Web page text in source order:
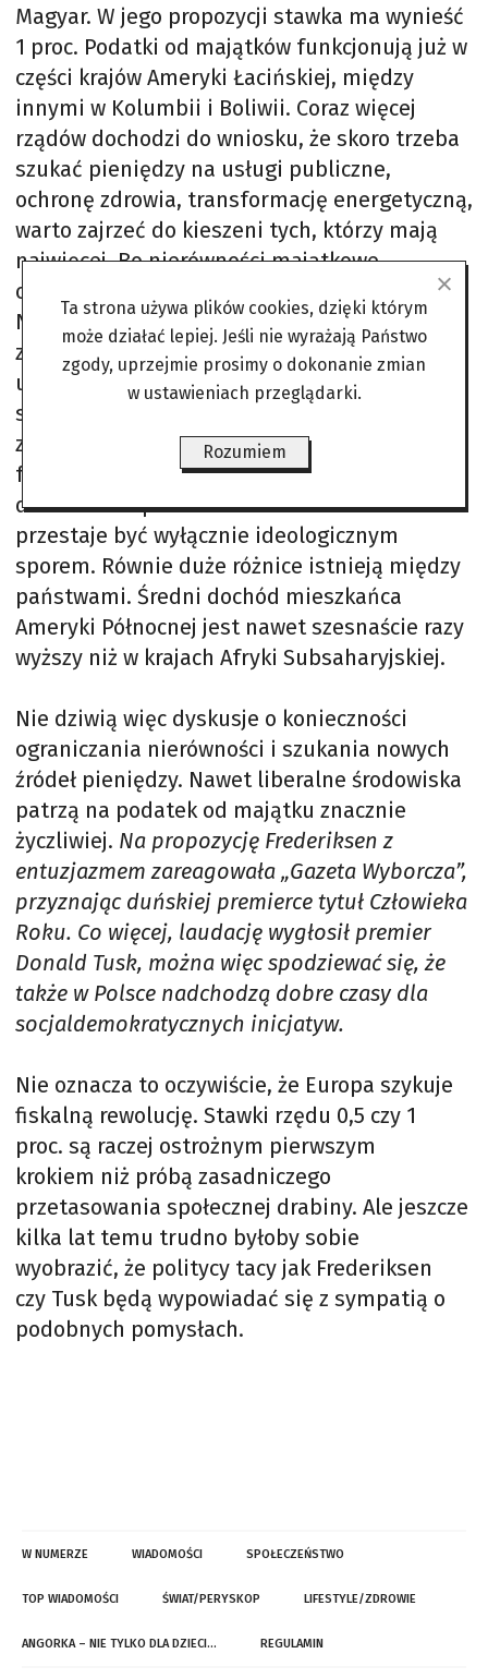
Magyar. W jego propozycji stawka ma wynieść
1 proc. Podatki od majątków funkcjonują już w
części krajów Ameryki Łacińskiej, między
innymi w Kolumbii i Boliwii. Coraz więcej
rządów dochodzi do wniosku, że skoro trzeba
szukać pieniędzy na usługi publiczne,
ochronę zdrowia, transformację energetyczną,
warto zajrzeć do kieszeni tych, którzy mają
najwięcej. Bo nierówności majątkowe
osiągnęły rozmiary trudne do zignorowania.
Najbiedniejsza połowa ludzkości posiada
zaledwie 2 proc. światowego bogactwa, a
udział miliarderów w globalnym majątku
sięga 6 proc. W świecie, gdzie Elon Musk
został pierwszym człowiekiem dysponującym
fortuną wartą bilion dolarów, pytanie o
dodatkowe opodatkowanie krezusów
przestaje być wyłącznie ideologicznym
sporem. Równie duże różnice istnieją między
państwami. Średni dochód mieszkańca
Ameryki Północnej jest nawet szesnaście razy
wyższy niż w krajach Afryki Subsaharyjskiej.
Nie dziwią więc dyskusje o konieczności
ograniczania nierówności i szukania nowych
źródeł pieniędzy. Nawet liberalne środowiska
patrzą na podatek od majątku znacznie
życzliwiej. Na propozycję Frederiksen z
entuzjazmem zareagowała „Gazeta Wyborcza”,
przyznając duńskiej premierce tytuł Człowieka
Roku. Co więcej, laudację wygłosił premier
Donald Tusk, można więc spodziewać się, że
także w Polsce nadchodzą dobre czasy dla
socjaldemokratycznych inicjatyw.
Nie oznacza to oczywiście, że Europa szykuje
fiskalną rewolucję. Stawki rzędu 0,5 czy 1
proc. są raczej ostrożnym pierwszym
krokiem niż próbą zasadniczego
przetasowania społecznej drabiny. Ale jeszcze
kilka lat temu trudno byłoby sobie
wyobrazić, że politycy tacy jak Frederiksen
czy Tusk będą wypowiadać się z sympatią o
podobnych pomysłach.
W NUMERZE WIADOMOŚCI SPOŁECZEŃSTWO
TOP WIADOMOŚCI ŚWIAT/PERYSKOP LIFESTYLE/ZDROWIE
ANGORKA – NIE TYLKO DLA DZIECI… REGULAMIN
Ta strona używa plików cookies, dzięki którym
może działać lepiej. Jeśli nie wyrażają Państwo
zgody, uprzejmie prosimy o dokonanie zmian
w ustawieniach przeglądarki.
Rozumiem